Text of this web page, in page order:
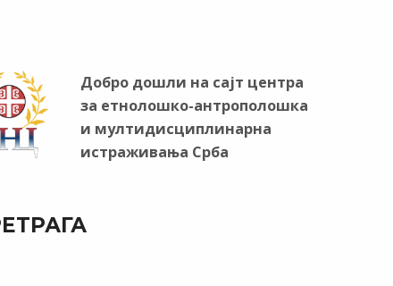
Добро дошли на сајт центра
за етнолошко-антрополошка
и мултидисциплинарна
истраживања Срба